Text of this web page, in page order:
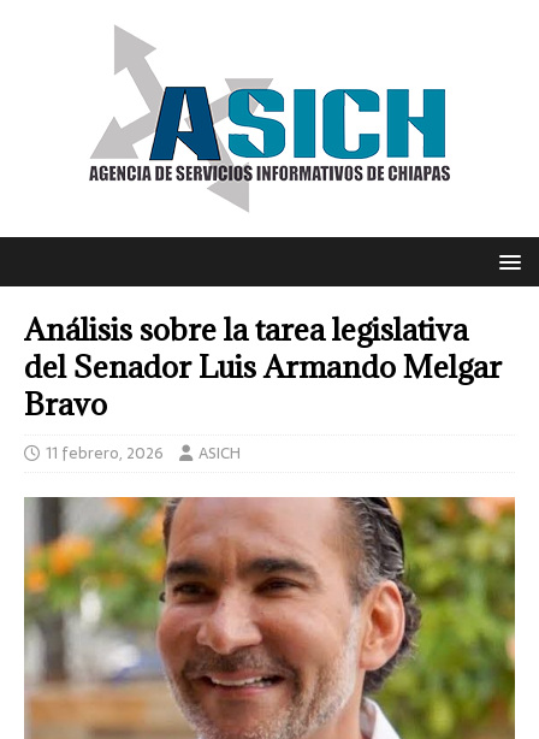
Análisis sobre la tarea legislativa
del Senador Luis Armando Melgar
Bravo
11 febrero, 2026 ASICH